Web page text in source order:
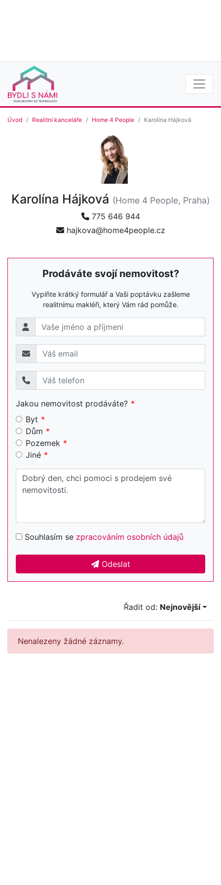
Úvod Realitní kanceláře Home 4 People Karolína Hájková
Karolína Hájková (Home 4 People, Praha)
775 646 944
hajkova@home4people.cz
Prodáváte svojí nemovitost?
Vyplňte krátký formulář a Vaši poptávku zašleme
realitnímu makléři, který Vám rád pomůže.
Jakou nemovitost prodáváte?
Byt
Dům
Pozemek
Jiné
Souhlasím se zpracováním osobních údajů
Odeslat
Řadit od: Nejnovější
Nenalezeny žádné záznamy.